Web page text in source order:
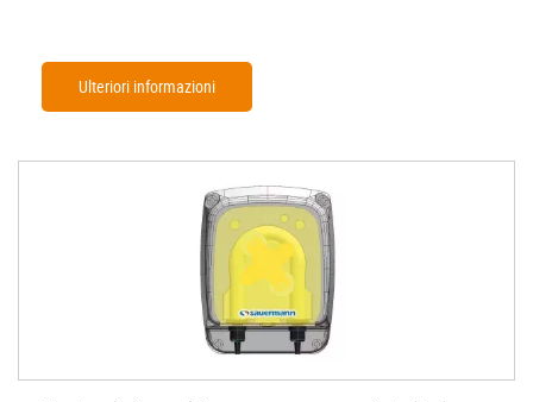
Ulteriori informazioni